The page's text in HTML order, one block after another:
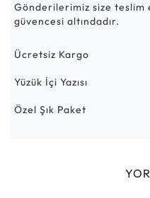
Gönderilerimiz size teslim
güvencesi altındadır.
Ücretsiz Kargo
Yüzük İçi Yazısı
Özel Şık Paket